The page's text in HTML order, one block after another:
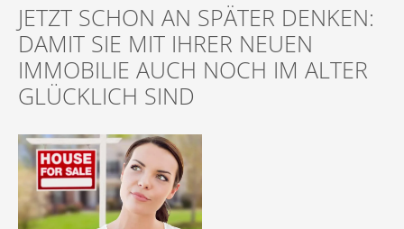
JETZT SCHON AN SPÄTER DENKEN:
DAMIT SIE MIT IHRER NEUEN
IMMOBILIE AUCH NOCH IM ALTER
GLÜCKLICH SIND